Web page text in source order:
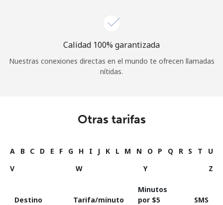
Calidad 100% garantizada
Nuestras conexiones directas en el mundo te ofrecen llamadas
nítidas.
Otras tarifas
A B C D E F G H I J K L M N O P Q R S T
U
V
W Y Z
Destino Tarifa/minuto
Minutos
por ⁦$5⁩
SMS